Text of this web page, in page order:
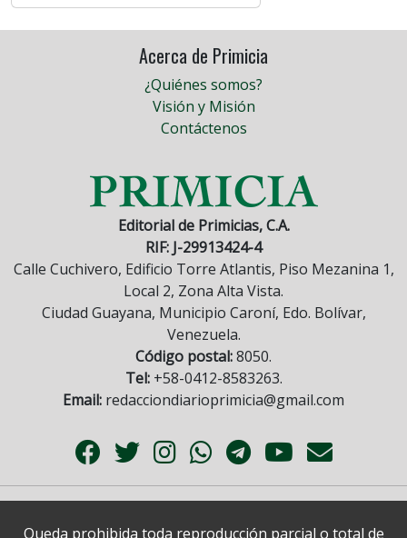
Acerca de Primicia
¿Quiénes somos?
Visión y Misión
Contáctenos
Editorial de Primicias, C.A.
RIF: J-29913424-4
Calle Cuchivero, Edificio Torre Atlantis, Piso Mezanina 1,
Local 2, Zona Alta Vista.
Ciudad Guayana, Municipio Caroní, Edo. Bolívar,
Venezuela.
Código postal:8050.
Tel:+58-0412-8583263.
Email: redacciondiarioprimicia@gmail.com
Queda prohibida toda reproducción parcial o total de